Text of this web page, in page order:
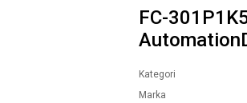
FC-
Kategori
Marka